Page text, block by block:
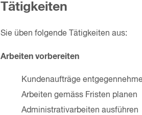
Tätigkeiten
Sie üben folgende Tätigkeiten aus:
Arbeiten vorbereiten
Kundenaufträge
Arbeiten gemäss Fristen planen
Administrativarbeiten ausführen